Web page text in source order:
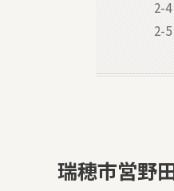
瑞穂市営野